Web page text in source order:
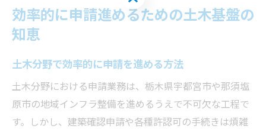
効率的に申請進めるための土木基盤の
知恵
土木分野で効率的に申請を進める方法
土木分野における申請業務は、栃木県宇都宮市や那須塩
原市の地域インフラ整備を進めるうえで不可欠な工程で
す。しかし、建築確認申請や各種許認可の手続きは煩雑